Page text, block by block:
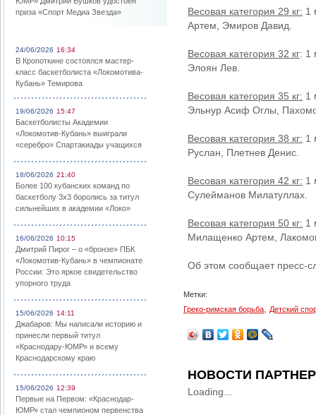
приза «Спорт Медиа Звезда»
24/06/2026 16:34
В Кропоткине состоялся мастер-
класс баскетболиста «Локомотива-
Кубань» Темирова
19/06/2026 15:47
Баскетболисты Академии
«Локомотив-Кубань» выиграли
«серебро» Спартакиады учащихся
18/06/2026 21:40
Более 100 кубанских команд по
баскетболу 3х3 боролись за титул
сильнейших в академии «Локо»
16/06/2026 10:15
Дмитрий Пирог – о «бронзе» ПБК
«Локомотив-Кубань» в чемпионате
России: Это яркое свидетельство
упорного труда
15/06/2026 14:11
Джабаров: Мы написали историю и
принесли первый титул
«Краснодару-ЮМР» и всему
Краснодарскому краю
15/06/2026 12:39
Первые на Первом: «Краснодар-
ЮМР» стал чемпионом первенства
Весовая категория 29 кг: 1
Артем, Эмиров Давид.
Весовая категория 32 кг: 1
Элоян Лев.
Весовая категория 35 кг: 1
Эльнур Асиф Оглы,
Весовая категория 38 кг: 1
Руслан, Плетнев Денис.
Весовая категория 42 кг: 1
Сулейманов Милатуллах.
Весовая категория 50 кг: 1
Милащенко Артем,
Об этом сообщает пресс-
Метки:
Греко-римская борьба
Детский
НОВОСТИ
Loading...